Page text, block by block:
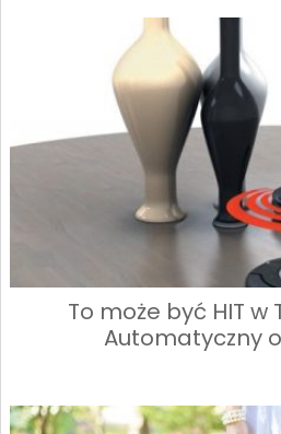
To może być HIT w
Automatyczny